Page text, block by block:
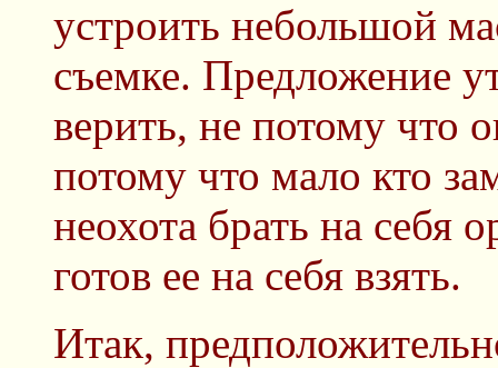
устроить небольшой
съемке. Предложение
верить, не потому что
потому что мало кто
неохота брать на себя
готов ее на себя взять.
Итак,